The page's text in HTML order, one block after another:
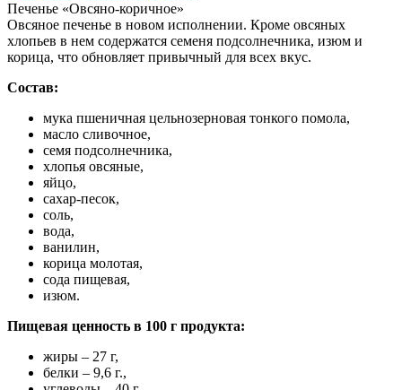
Печенье «Овсяно-коричное»
Овсяное печенье в новом исполнении. Кроме овсяных
хлопьев в нем содержатся семеня подсолнечника, изюм и
корица, что обновляет привычный для всех вкус.
Состав:
мука пшеничная цельнозерновая тонкого помола,
масло сливочное,
семя подсолнечника,
хлопья овсяные,
яйцо,
сахар-песок,
соль,
вода,
ванилин,
корица молотая,
сода пищевая,
изюм.
Пищевая ценность в 100 г продукта:
жиры – 27 г,
белки – 9,6 г.,